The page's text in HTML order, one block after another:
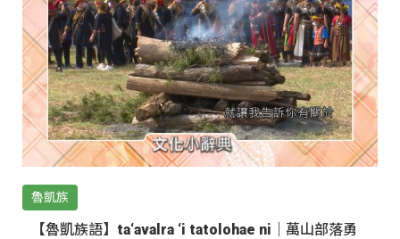
魯凱族
【魯凱族語】ta‘avalra ‘i tatolohae ni｜萬山部落勇